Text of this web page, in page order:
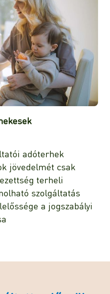
adóterhek
jövedelmét csak
terheli
szolgáltatás
a jogszabályi